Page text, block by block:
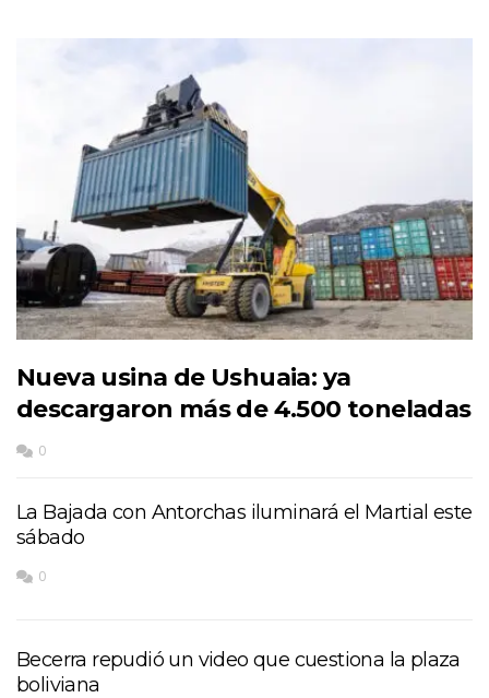
Nueva usina de Ushuaia: ya
descargaron más de 4.500 toneladas
0
La Bajada con Antorchas iluminará el Martial este
sábado
0
Becerra repudió un video que cuestiona la plaza
boliviana